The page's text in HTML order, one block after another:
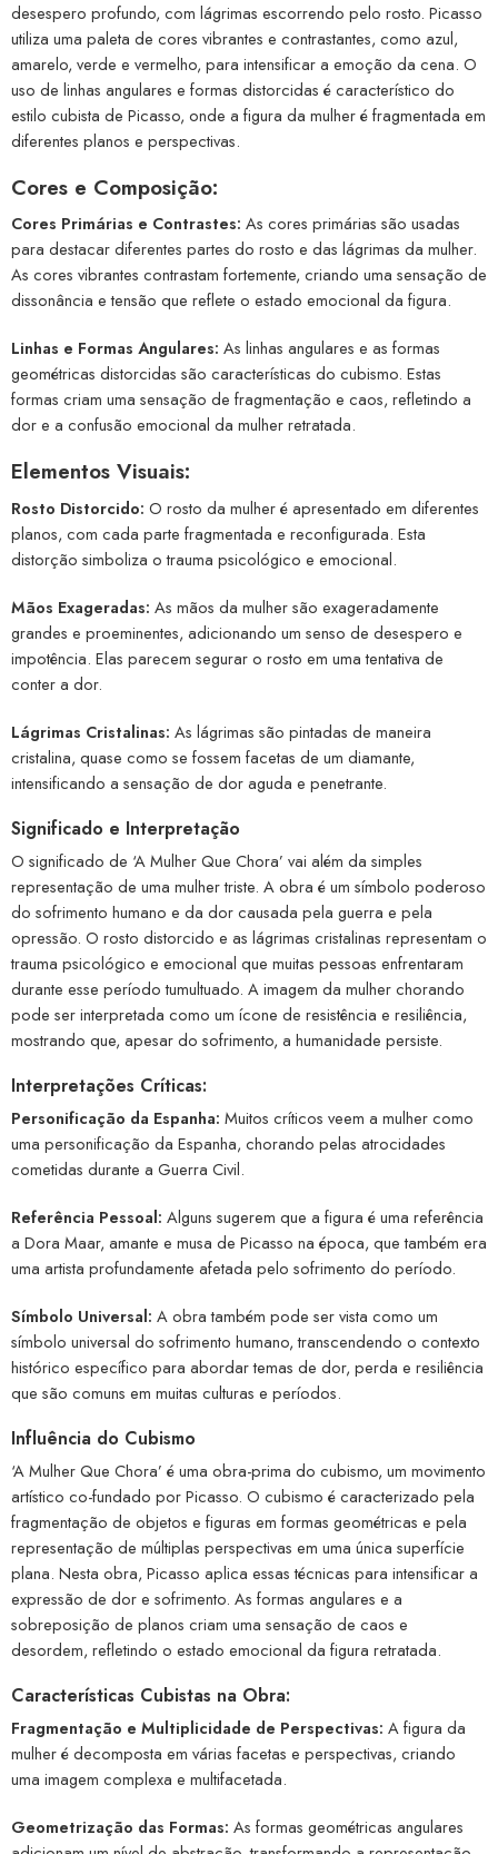
desespero profundo, com lágrimas escorrendo pelo rosto. Picasso
utiliza uma paleta de cores vibrantes e contrastantes, como azul,
amarelo, verde e vermelho, para intensificar a emoção da cena. O
uso de linhas angulares e formas distorcidas é característico do
estilo cubista de Picasso, onde a figura da mulher é fragmentada em
diferentes planos e perspectivas.
Cores e Composição:
Cores Primárias e Contrastes: As cores primárias são usadas
para destacar diferentes partes do rosto e das lágrimas da mulher.
As cores vibrantes contrastam fortemente, criando uma sensação de
dissonância e tensão que reflete o estado emocional da figura.
Linhas e Formas Angulares: As linhas angulares e as formas
geométricas distorcidas são características do cubismo. Estas
formas criam uma sensação de fragmentação e caos, refletindo a
dor e a confusão emocional da mulher retratada.
Elementos Visuais:
Rosto Distorcido: O rosto da mulher é apresentado em diferentes
planos, com cada parte fragmentada e reconfigurada. Esta
distorção simboliza o trauma psicológico e emocional.
Mãos Exageradas: As mãos da mulher são exageradamente
grandes e proeminentes, adicionando um senso de desespero e
impotência. Elas parecem segurar o rosto em uma tentativa de
conter a dor.
Lágrimas Cristalinas: As lágrimas são pintadas de maneira
cristalina, quase como se fossem facetas de um diamante,
intensificando a sensação de dor aguda e penetrante.
Significado e Interpretação
O significado de ‘A Mulher Que Chora’ vai além da simples
representação de uma mulher triste. A obra é um símbolo poderoso
do sofrimento humano e da dor causada pela guerra e pela
opressão. O rosto distorcido e as lágrimas cristalinas representam o
trauma psicológico e emocional que muitas pessoas enfrentaram
durante esse período tumultuado. A imagem da mulher chorando
pode ser interpretada como um ícone de resistência e resiliência,
mostrando que, apesar do sofrimento, a humanidade persiste.
Interpretações Críticas:
Personificação da Espanha: Muitos críticos veem a mulher como
uma personificação da Espanha, chorando pelas atrocidades
cometidas durante a Guerra Civil.
Referência Pessoal: Alguns sugerem que a figura é uma referência
a Dora Maar, amante e musa de Picasso na época, que também era
uma artista profundamente afetada pelo sofrimento do período.
Símbolo Universal: A obra também pode ser vista como um
símbolo universal do sofrimento humano, transcendendo o contexto
histórico específico para abordar temas de dor, perda e resiliência
que são comuns em muitas culturas e períodos.
Influência do Cubismo
‘A Mulher Que Chora’ é uma obra-prima do cubismo, um movimento
artístico co-fundado por Picasso. O cubismo é caracterizado pela
fragmentação de objetos e figuras em formas geométricas e pela
representação de múltiplas perspectivas em uma única superfície
plana. Nesta obra, Picasso aplica essas técnicas para intensificar a
expressão de dor e sofrimento. As formas angulares e a
sobreposição de planos criam uma sensação de caos e
desordem, refletindo o estado emocional da figura retratada.
Características Cubistas na Obra:
Fragmentação e Multiplicidade de Perspectivas: A figura da
mulher é decomposta em várias facetas e perspectivas, criando
uma imagem complexa e multifacetada.
Geometrização das Formas: As formas geométricas angulares